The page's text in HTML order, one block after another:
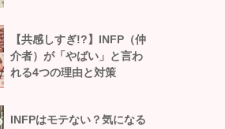
【共感しすぎ!?】INFP（仲
介者）が「やばい」と言わ
れる4つの理由と対策
INFPはモテない？気になる